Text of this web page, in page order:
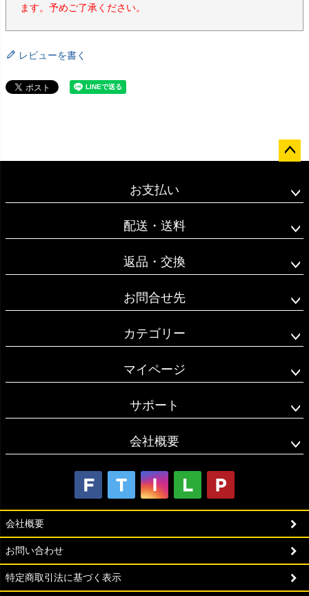
ます。予めご了承ください。
レビューを書く
ップ
お支払い
配送・送料
返品・交換
お問合せ先
カテゴリー
マイページ
サポート
会社概要
会社概要
お問い合わせ
特定商取引法に基づく表示